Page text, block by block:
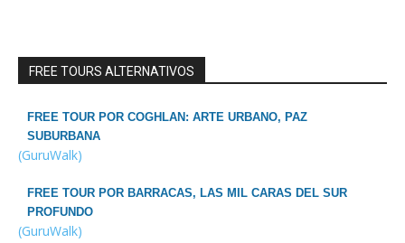
FREE TOURS ALTERNATIVOS
FREE TOUR POR COGHLAN: ARTE URBANO, PAZ
SUBURBANA
(GuruWalk)
FREE TOUR POR BARRACAS, LAS MIL CARAS DEL SUR
PROFUNDO
(GuruWalk)